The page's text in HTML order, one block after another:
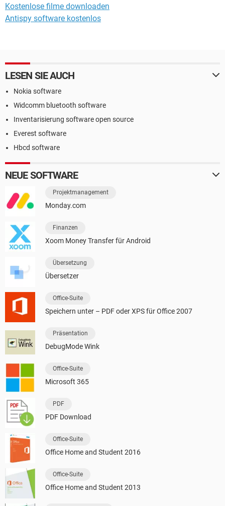
Kostenlose filme downloaden
Antispy software kostenlos
LESEN SIE AUCH
Nokia software
Widcomm bluetooth software
Inventarisierung software open source
Everest software
Hbcd software
NEUE SOFTWARE
Projektmanagement
Monday.com
Finanzen
Xoom Money Transfer für Android
Übersetzung
Übersetzer
Office-Suite
Speichern unter – PDF oder XPS für Office 2007
Präsentation
DebugMode Wink
Office-Suite
Microsoft 365
PDF
PDF Download
Office-Suite
Office Home and Student 2016
Office-Suite
Office Home and Student 2013